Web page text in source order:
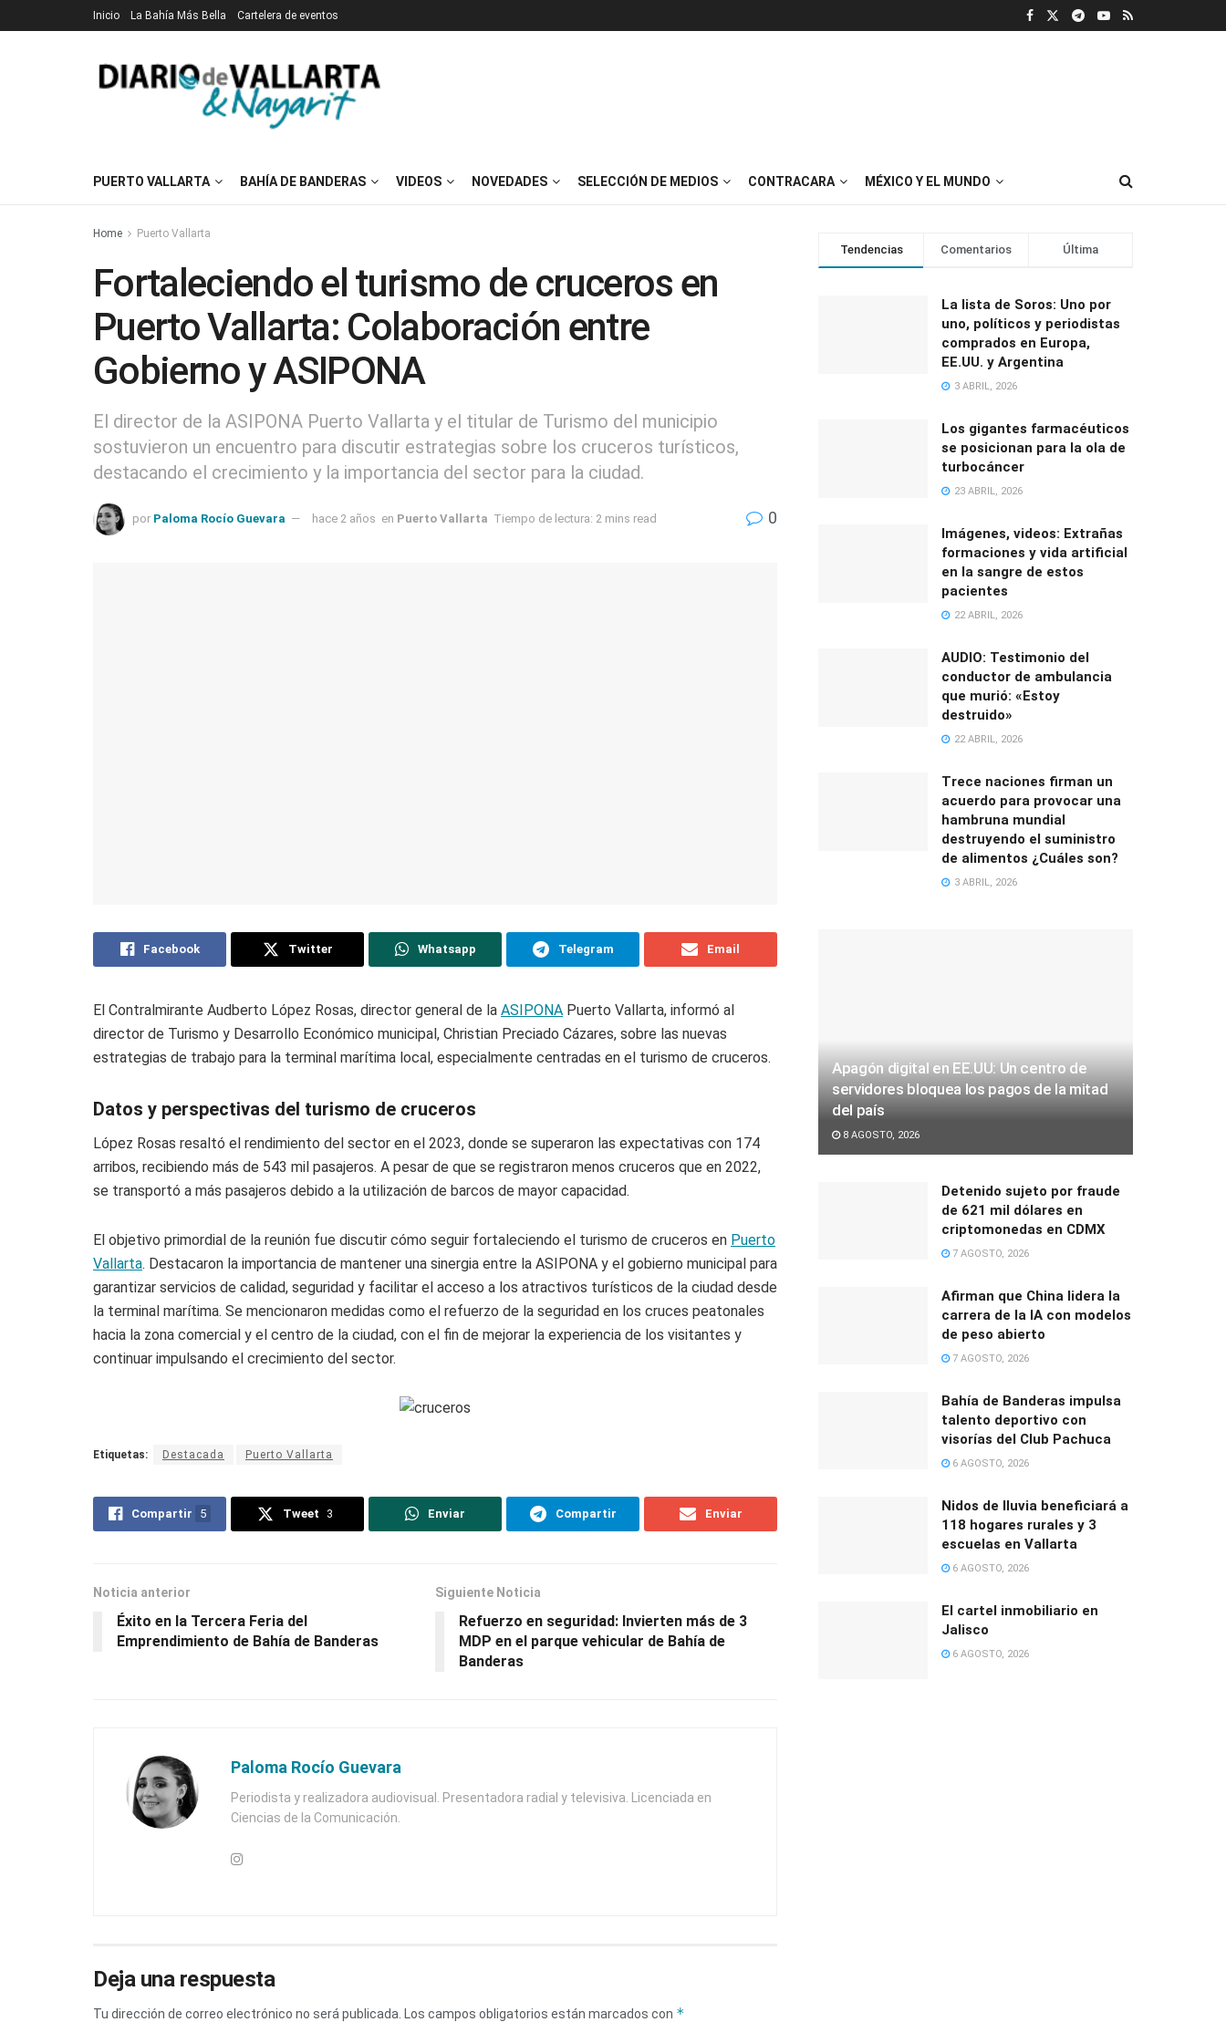
Inicio La Bahía Más Bella Cartelera de eventos
PUERTO VALLARTA BAHÍA DE BANDERAS VIDEOS NOVEDADES SELECCIÓN DE MEDIOS CONTRACARA MÉXICO Y EL MUNDO
Home Puerto Vallarta
Fortaleciendo el turismo de cruceros en
Puerto Vallarta: Colaboración entre
Gobierno y ASIPONA
El director de la ASIPONA Puerto Vallarta y el titular de Turismo del municipio
sostuvieron un encuentro para discutir estrategias sobre los cruceros turísticos,
destacando el crecimiento y la importancia del sector para la ciudad.
por Paloma Rocío Guevara hace 2 años en Puerto Vallarta Tiempo de lectura: 2 mins read 0
Facebook Twitter Whatsapp Telegram Email
El Contralmirante Audberto López Rosas, director general de la ASIPONA Puerto Vallarta, informó al
director de Turismo y Desarrollo Económico municipal, Christian Preciado Cázares, sobre las nuevas
estrategias de trabajo para la terminal marítima local, especialmente centradas en el turismo de cruceros.
Datos y perspectivas del turismo de cruceros
López Rosas resaltó el rendimiento del sector en el 2023, donde se superaron las expectativas con 174
arribos, recibiendo más de 543 mil pasajeros. A pesar de que se registraron menos cruceros que en 2022,
se transportó a más pasajeros debido a la utilización de barcos de mayor capacidad.
El objetivo primordial de la reunión fue discutir cómo seguir fortaleciendo el turismo de cruceros en Puerto
Vallarta. Destacaron la importancia de mantener una sinergia entre la ASIPONA y el gobierno municipal para
garantizar servicios de calidad, seguridad y facilitar el acceso a los atractivos turísticos de la ciudad desde
la terminal marítima. Se mencionaron medidas como el refuerzo de la seguridad en los cruces peatonales
hacia la zona comercial y el centro de la ciudad, con el fin de mejorar la experiencia de los visitantes y
continuar impulsando el crecimiento del sector.
Etiquetas: Destacada Puerto Vallarta
Compartir 5 Tweet 3 Enviar Compartir Enviar
Noticia anterior
Éxito en la Tercera Feria del
Emprendimiento de Bahía de Banderas
Siguiente Noticia
Refuerzo en seguridad: Invierten más de 3
MDP en el parque vehicular de Bahía de
Banderas
Paloma Rocío Guevara
Periodista y realizadora audiovisual. Presentadora radial y televisiva. Licenciada en
Ciencias de la Comunicación.
Deja una respuesta
Tu dirección de correo electrónico no será publicada. Los campos obligatorios están marcados con *
Tendencias Comentarios Última
La lista de Soros: Uno por
uno, políticos y periodistas
comprados en Europa,
EE.UU. y Argentina
3 ABRIL, 2026
Los gigantes farmacéuticos
se posicionan para la ola de
turbocáncer
23 ABRIL, 2026
Imágenes, videos: Extrañas
formaciones y vida artificial
en la sangre de estos
pacientes
22 ABRIL, 2026
AUDIO: Testimonio del
conductor de ambulancia
que murió: «Estoy
destruido»
22 ABRIL, 2026
Trece naciones firman un
acuerdo para provocar una
hambruna mundial
destruyendo el suministro
de alimentos ¿Cuáles son?
3 ABRIL, 2026
Apagón digital en EE.UU: Un centro de
servidores bloquea los pagos de la mitad
del país
8 AGOSTO, 2026
Detenido sujeto por fraude
de 621 mil dólares en
criptomonedas en CDMX
7 AGOSTO, 2026
Afirman que China lidera la
carrera de la IA con modelos
de peso abierto
7 AGOSTO, 2026
Bahía de Banderas impulsa
talento deportivo con
visorías del Club Pachuca
6 AGOSTO, 2026
Nidos de lluvia beneficiará a
118 hogares rurales y 3
escuelas en Vallarta
6 AGOSTO, 2026
El cartel inmobiliario en
Jalisco
6 AGOSTO, 2026